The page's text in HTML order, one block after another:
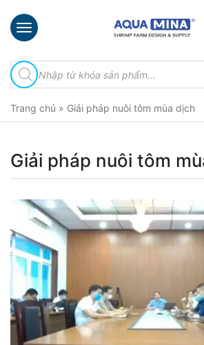
×
chủ
thiệu
phẩm
Đầu
Khí
Ventek
Hướng
dẫn
lắp
đặt
Tìm
kiếm
sản
Trang chủ » Giải pháp nuôi tôm mùa dịch
Giải pháp nuôi tôm